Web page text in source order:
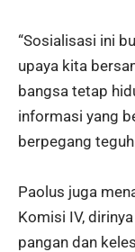
“Sosialisasi ini
upaya kita
bangsa tetap
informasi yang
berpegang
Paolus juga
Komisi IV,
pangan dan